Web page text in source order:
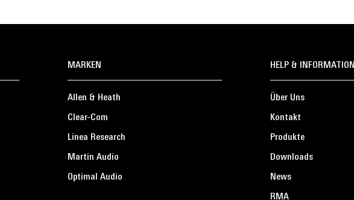
MARKEN
Allen & Heath
Clear-Com
Linea Research
Martin Audio
Optimal Audio
HELP & INFORMATION
Über Uns
Kontakt
Produkte
Downloads
News
RMA